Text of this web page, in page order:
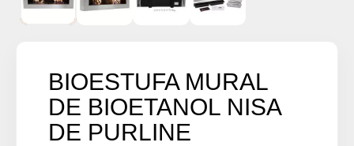
BIOESTUFA MURAL
DE BIOETANOL NISA
DE PURLINE